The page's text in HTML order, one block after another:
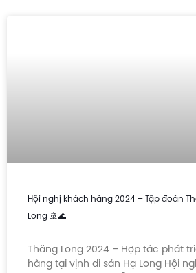
Hội nghị khách hàng 2024 – Tập đoàn
Long 🚢🌊
Thăng Long 2024 – Hợp tác phát
hàng tại vịnh di sản Hạ Long Hội